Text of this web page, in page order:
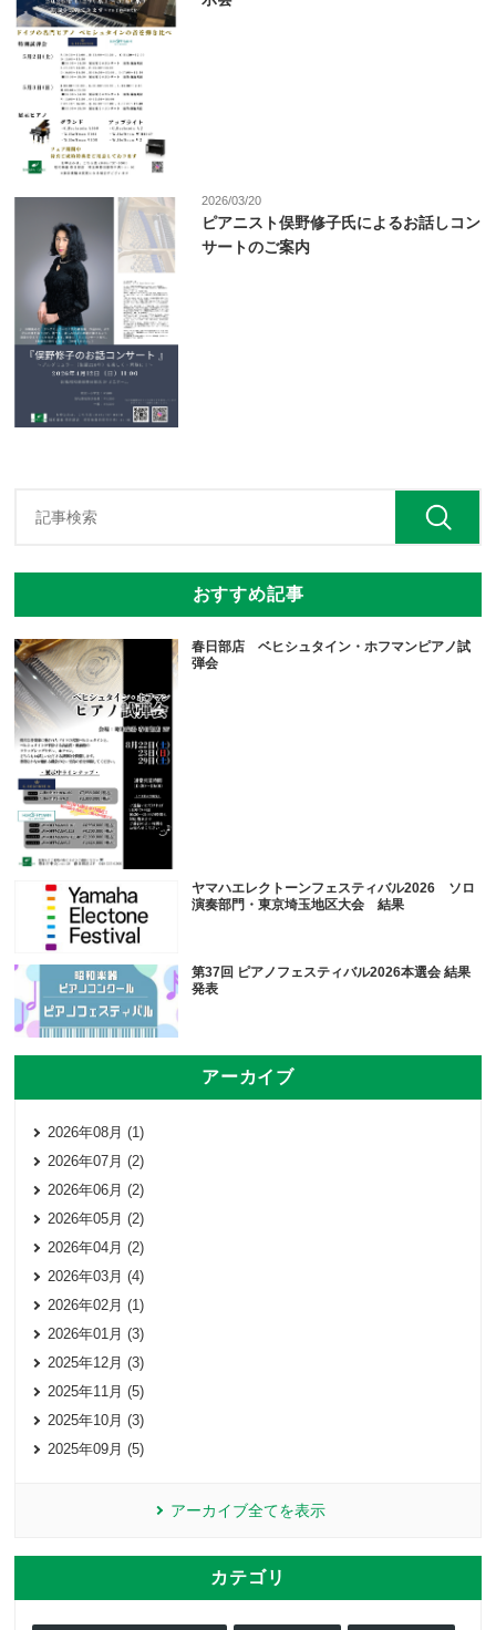
2026/03/20
ピアニスト俣野修子氏によるお話しコン
サートのご案内
おすすめ記事
春日部店 ベヒシュタイン・ホフマンピアノ試
弾会
ヤマハエレクトーンフェスティバル2026 ソロ
演奏部門・東京埼玉地区大会 結果
第37回 ピアノフェスティバル2026本選会 結果
発表
アーカイブ
2026年08月 (1)
2026年07月 (2)
2026年06月 (2)
2026年05月 (2)
2026年04月 (2)
2026年03月 (4)
2026年02月 (1)
2026年01月 (3)
2025年12月 (3)
2025年11月 (5)
2025年10月 (3)
2025年09月 (5)
アーカイブ全てを表示
カテゴリ